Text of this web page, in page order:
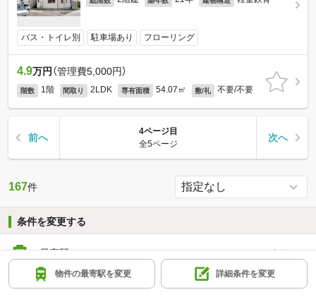
バス・トイレ別 駐車場あり フローリング
4.9万円 （管理費5,000円）
階数 1階 間取り 2LDK 専有面積 54.07㎡ 敷/礼 不要/不要
前へ
4ページ目
全5ページ
次へ
167件
条件を変更する
最寄駅 - 変更する
物件の最寄駅を変更 詳細条件を変更